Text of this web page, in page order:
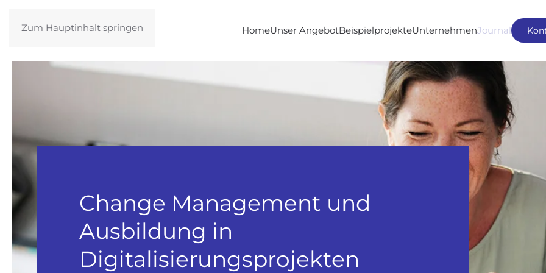
Zum Hauptinhalt springen HomeUnser AngebotBeispielprojekteUnternehmenJournal
Change Management und
Ausbildung in
Digitalisierungsprojekten